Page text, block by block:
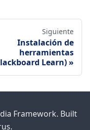
Siguiente
Instalación de
herramientas
Learn)
Framework. Built